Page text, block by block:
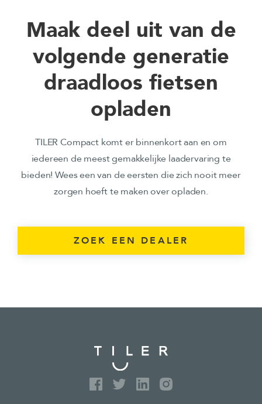
Maak deel uit van de
volgende generatie
draadloos fietsen
opladen
TILER Compact komt er binnenkort aan en om
iedereen de meest gemakkelijke laadervaring te
bieden! Wees een van de eersten die zich nooit meer
zorgen hoeft te maken over opladen.
ZOEK EEN DEALER